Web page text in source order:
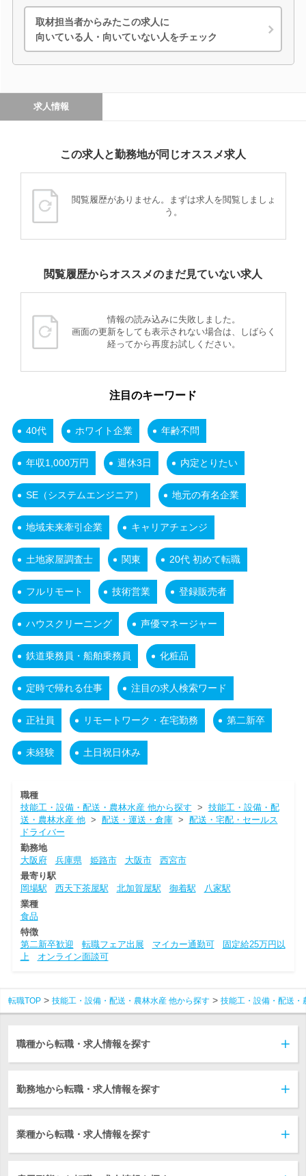
取材担当者からみたこの求人に
向いている人・向いていない人をチェック
求人情報
この求人と勤務地が同じオススメ求人
閲覧履歴がありません。まずは求人を閲覧しましょ
う。
閲覧履歴からオススメのまだ見ていない求人
情報の読み込みに失敗しました。
画面の更新をしても表示されない場合は、しばらく
経ってから再度お試しください。
注目のキーワード
40代 ホワイト企業 年齢不問
年収1,000万円 週休3日 内定とりたい
SE（システムエンジニア） 地元の有名企業
地域未来牽引企業 キャリアチェンジ
土地家屋調査士 関東 20代 初めて転職
フルリモート 技術営業 登録販売者
ハウスクリーニング 声優マネージャー
鉄道乗務員・船舶乗務員 化粧品
定時で帰れる仕事 注目の求人検索ワード
正社員 リモートワーク・在宅勤務 第二新卒
未経験 土日祝日休み
職種
技能工・設備・配送・農林水産 他から探す > 技能工・設備・配
送・農林水産 他> 配送・運送・倉庫> 配送・宅配・セールス
ドライバー
勤務地
大阪府
兵庫県 姫路市 大阪市
西宮市
最寄り駅
岡場駅
西天下茶屋駅 北加賀屋駅 御着駅
八家駅
業種
食品
特徴
第二新卒歓迎
転職フェア出展 マイカー通勤可
固定給25万円以
上
オンライン面談可
転職TOP 技能工・設備・配送・農林水産 他から探す 技能工・設備・配送・
職種から転職・求人情報を探す
勤務地から転職・求人情報を探す
業種から転職・求人情報を探す